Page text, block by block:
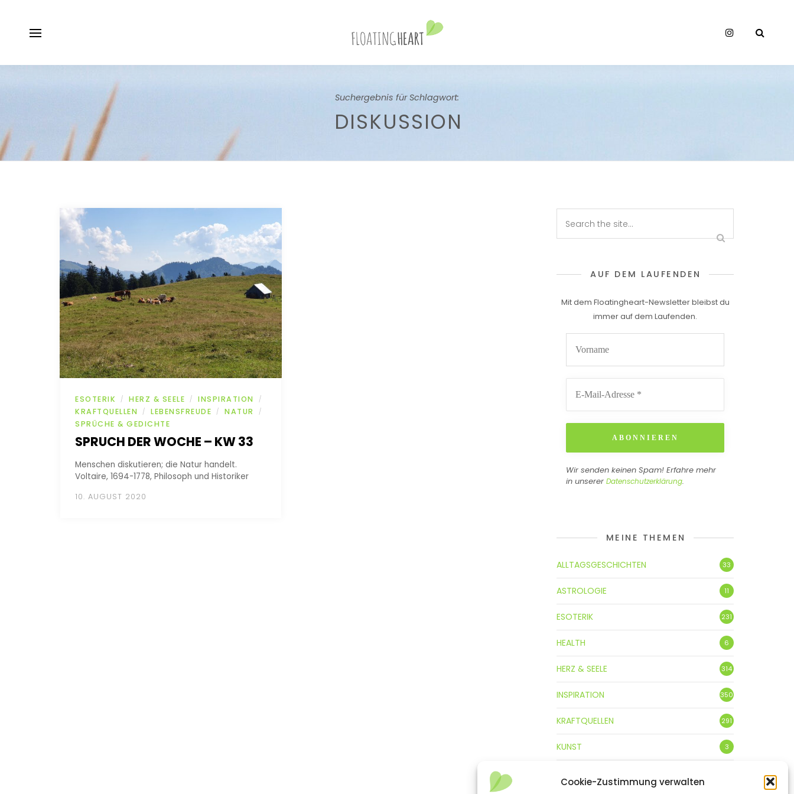
Cookie-Zustimmung verwalten
Suchergebnis für Schlagwort:
DISKUSSION
ESOTERIK / HERZ & SEELE / INSPIRATION /
KRAFTQUELLEN / LEBENSFREUDE / NATUR /
SPRÜCHE & GEDICHTE
SPRUCH DER WOCHE – KW 33
Menschen diskutieren; die Natur handelt.
Voltaire, 1694-1778, Philosoph und Historiker
10. AUGUST 2020
AUF DEM LAUFENDEN
Mit dem Floatingheart-Newsletter bleibst du
immer auf dem Laufenden.
Wir senden keinen Spam! Erfahre mehr
in unserer Datenschutzerklärung.
MEINE THEMEN
ALLTAGSGESCHICHTEN 33
ASTROLOGIE 11
ESOTERIK 231
HEALTH 6
HERZ & SEELE 314
INSPIRATION 350
KRAFTQUELLEN 291
KUNST 3